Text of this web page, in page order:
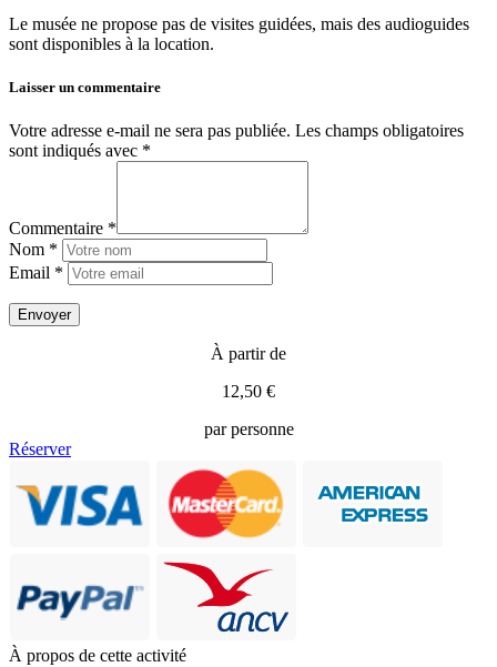
Le musée ne propose pas de visites guidées, mais des audioguides
sont disponibles à la location.
Laisser un commentaire
Votre adresse e-mail ne sera pas publiée. Les champs obligatoires
sont indiqués avec *
Commentaire *
Nom *
Email *
À partir de
12,50 €
par personne
Réserver
À propos de cette activité